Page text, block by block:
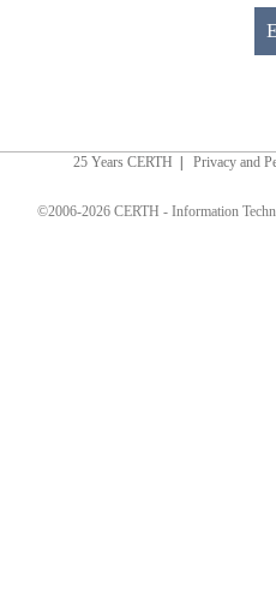
25 Years CERTH Privacy and
©2006-2026 CERTH - Information